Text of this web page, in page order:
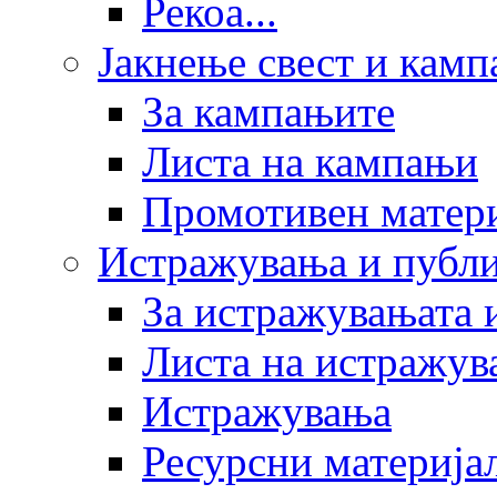
Рекоа...
Јакнење свест и
За кампањите
Листа на кампањи
Промотивен
Истражувања и
За истражувањата
Листа на
Истражувања
Ресурсни